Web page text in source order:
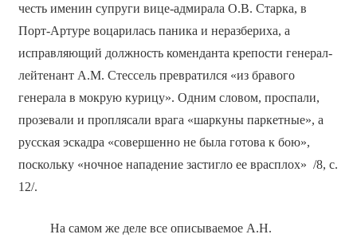
честь именин супруги вице-адмирала О.В. Старка, в
Порт-Артуре воцарилась паника и неразбериха, а
исправляющий должность коменданта крепости генерал-
лейтенант А.М. Стессель превратился «из бравого
генерала в мокрую курицу». Одним словом, проспали,
прозевали и проплясали врага «шаркуны паркетные», а
русская эскадра «совершенно не была готова к бою»,
поскольку «ночное нападение застигло ее врасплох» /8, с.
12/.
На самом же деле все описываемое А.Н.